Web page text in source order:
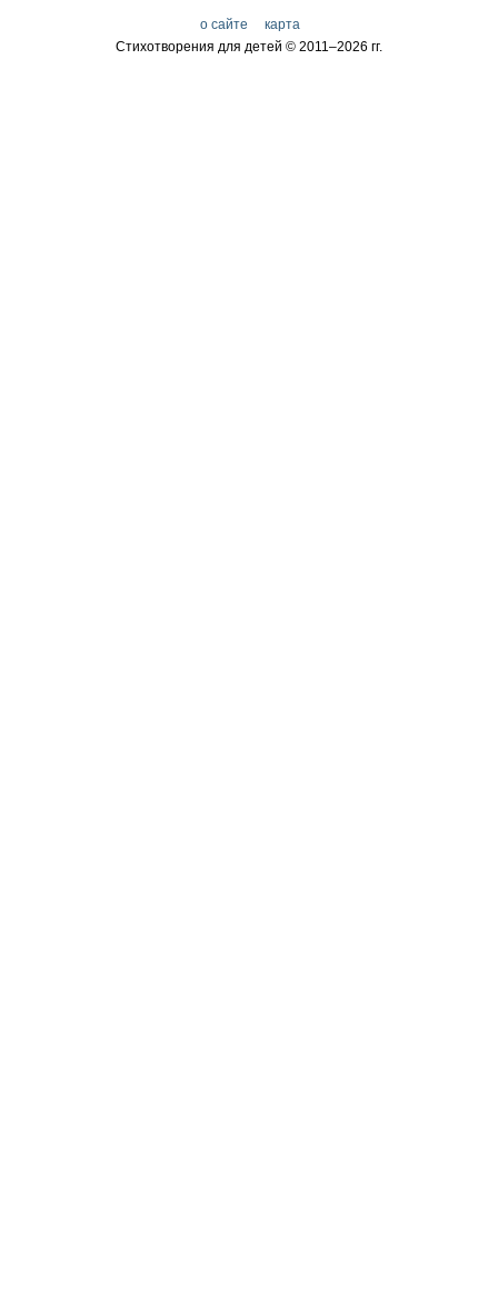
о сайте
карта
Стихотворения для детей © 2011–2026 гг.